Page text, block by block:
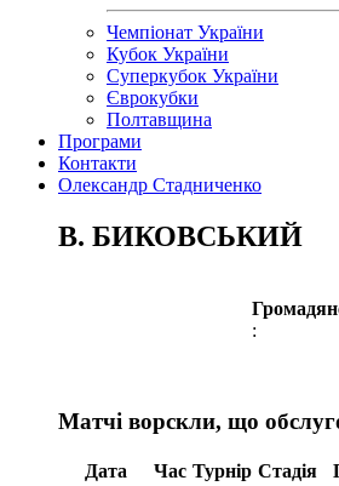
Чемпіонат України
Кубок України
Суперкубок України
Єврокубки
Полтавщина
Програми
Контакти
Олександр Стадниченко
В. БИКОВСЬКИЙ
:
Матчі ворскли, що
Дата Час Турнір Стадія